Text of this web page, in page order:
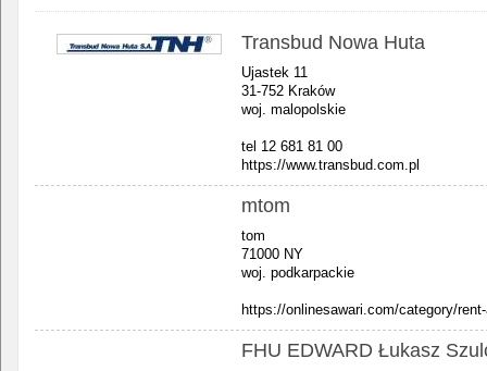
Transbud Nowa Huta
Ujastek 11
31-752 Kraków
woj. malopolskie
tel 12 681 81 00
https://www.transbud.com.pl
mtom
tom
71000 NY
woj. podkarpackie
https://onlinesawari.com/category/
FHU EDWARD Łukasz